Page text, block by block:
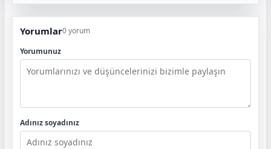
Yorumlar0 yorum
Yorumunuz
Adınız soyadınız